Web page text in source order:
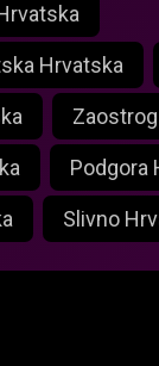
Hrvatska
Podgora
Slivno